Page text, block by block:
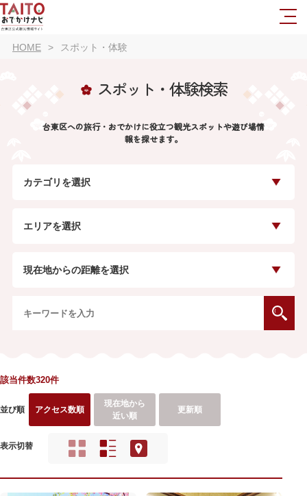
HOME スポット・体験
スポット・体験検索
台東区への旅行・おでかけに役立つ観光スポットや遊び場情
報を探せます。
カテゴリを選択
エリアを選択
現在地からの距離を選択
該当件数320件
並び順 アクセス数順
現在地から
近い順
更新順
表示切替